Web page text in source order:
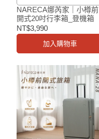
NARECA娜芮家｜小樽前
開式20吋行李箱_登機箱
NT$3,990
加入購物車